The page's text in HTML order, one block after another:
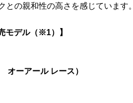
との親和性の高さを感じています。
モデル（※1）】
ーアール レース）